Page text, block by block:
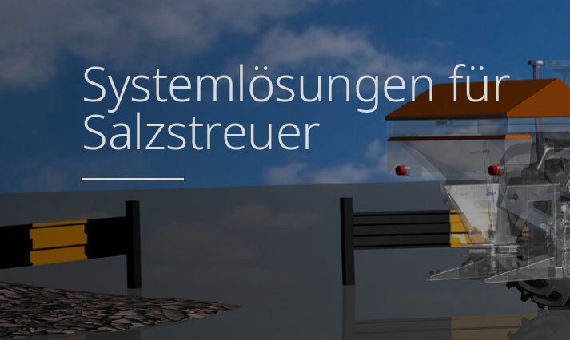
Systemlösungen für
Salzstreuer